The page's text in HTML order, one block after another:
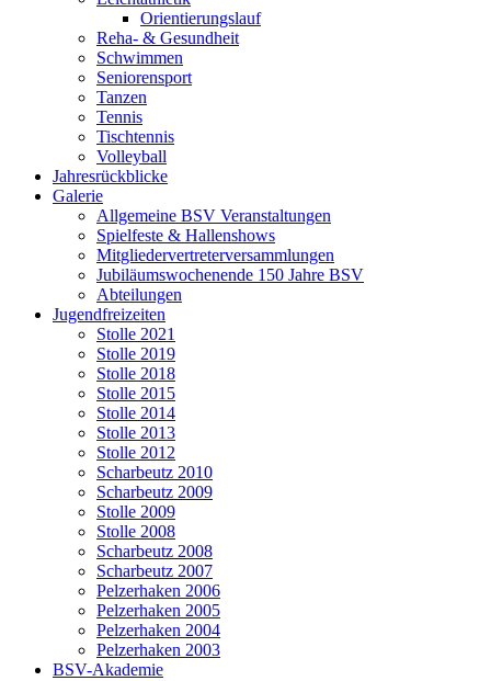
Orientierungslauf
Reha- & Gesundheit
Schwimmen
Seniorensport
Tanzen
Tennis
Tischtennis
Volleyball
Jahresrückblicke
Galerie
Allgemeine BSV Veranstaltungen
Spielfeste & Hallenshows
Mitgliedervertreterversammlungen
Jubiläumswochenende 150 Jahre BSV
Abteilungen
Jugendfreizeiten
Stolle 2021
Stolle 2019
Stolle 2018
Stolle 2015
Stolle 2014
Stolle 2013
Stolle 2012
Scharbeutz 2010
Scharbeutz 2009
Stolle 2009
Stolle 2008
Scharbeutz 2008
Scharbeutz 2007
Pelzerhaken 2006
Pelzerhaken 2005
Pelzerhaken 2004
Pelzerhaken 2003
BSV-Akademie